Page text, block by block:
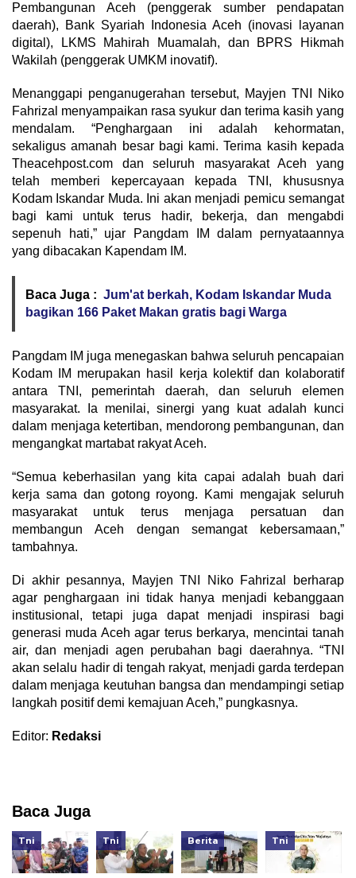
Pembangunan Aceh (penggerak sumber pendapatan
daerah), Bank Syariah Indonesia Aceh (inovasi layanan
digital), LKMS Mahirah Muamalah, dan BPRS Hikmah
Wakilah (penggerak UMKM inovatif).
Menanggapi penganugerahan tersebut, Mayjen TNI Niko
Fahrizal menyampaikan rasa syukur dan terima kasih yang
mendalam. “Penghargaan ini adalah kehormatan,
sekaligus amanah besar bagi kami. Terima kasih kepada
Theacehpost.com dan seluruh masyarakat Aceh yang
telah memberi kepercayaan kepada TNI, khususnya
Kodam Iskandar Muda. Ini akan menjadi pemicu semangat
bagi kami untuk terus hadir, bekerja, dan mengabdi
sepenuh hati,” ujar Pangdam IM dalam pernyataannya
yang dibacakan Kapendam IM.
Baca Juga : Jum'at berkah, Kodam Iskandar Muda
bagikan 166 Paket Makan gratis bagi Warga
Pangdam IM juga menegaskan bahwa seluruh pencapaian
Kodam IM merupakan hasil kerja kolektif dan kolaboratif
antara TNI, pemerintah daerah, dan seluruh elemen
masyarakat. Ia menilai, sinergi yang kuat adalah kunci
dalam menjaga ketertiban, mendorong pembangunan, dan
mengangkat martabat rakyat Aceh.
“Semua keberhasilan yang kita capai adalah buah dari
kerja sama dan gotong royong. Kami mengajak seluruh
masyarakat untuk terus menjaga persatuan dan
membangun Aceh dengan semangat kebersamaan,”
tambahnya.
Di akhir pesannya, Mayjen TNI Niko Fahrizal berharap
agar penghargaan ini tidak hanya menjadi kebanggaan
institusional, tetapi juga dapat menjadi inspirasi bagi
generasi muda Aceh agar terus berkarya, mencintai tanah
air, dan menjadi agen perubahan bagi daerahnya. “TNI
akan selalu hadir di tengah rakyat, menjadi garda terdepan
dalam menjaga keutuhan bangsa dan mendampingi setiap
langkah positif demi kemajuan Aceh,” pungkasnya.
Editor: Redaksi
Baca Juga
Tni Tni Berita Tni